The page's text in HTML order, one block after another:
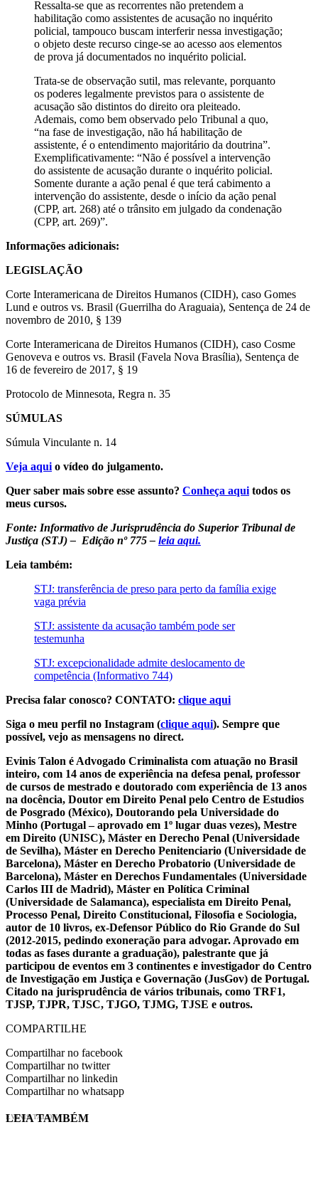
Ressalta-se que as recorrentes não pretendem a
habilitação como assistentes de acusação no inquérito
policial, tampouco buscam interferir nessa investigação;
o objeto deste recurso cinge-se ao acesso aos elementos
de prova já documentados no inquérito policial.
Trata-se de observação sutil, mas relevante, porquanto
os poderes legalmente previstos para o assistente de
acusação são distintos do direito ora pleiteado.
Ademais, como bem observado pelo Tribunal a quo,
“na fase de investigação, não há habilitação de
assistente, é o entendimento majoritário da doutrina”.
Exemplificativamente: “Não é possível a intervenção
do assistente de acusação durante o inquérito policial.
Somente durante a ação penal é que terá cabimento a
intervenção do assistente, desde o início da ação penal
(CPP, art. 268) até o trânsito em julgado da condenação
(CPP, art. 269)”.
Informações adicionais:
LEGISLAÇÃO
Corte Interamericana de Direitos Humanos (CIDH), caso Gomes
Lund e outros vs. Brasil (Guerrilha do Araguaia), Sentença de 24 de
novembro de 2010, § 139
Corte Interamericana de Direitos Humanos (CIDH), caso Cosme
Genoveva e outros vs. Brasil (Favela Nova Brasília), Sentença de
16 de fevereiro de 2017, § 19
Protocolo de Minnesota, Regra n. 35
SÚMULAS
Súmula Vinculante n. 14
Veja aqui o vídeo do julgamento.
Quer saber mais sobre esse assunto? Conheça aqui todos os
meus cursos.
Fonte: Informativo de Jurisprudência do Superior Tribunal de
Justiça (STJ) – Edição nº 775 – leia aqui.
Leia também:
STJ: transferência de preso para perto da família exige
vaga prévia
STJ: assistente da acusação também pode ser
testemunha
STJ: excepcionalidade admite deslocamento de
competência (Informativo 744)
Precisa falar conosco? CONTATO: clique aqui
Siga o meu perfil no Instagram (clique aqui). Sempre que
possível, vejo as mensagens no direct.
Evinis Talon é Advogado Criminalista com atuação no Brasil
inteiro, com 14 anos de experiência na defesa penal, professor
de cursos de mestrado e doutorado com experiência de 13 anos
na docência, Doutor em Direito Penal pelo Centro de Estudios
de Posgrado (México), Doutorando pela Universidade do
Minho (Portugal – aprovado em 1º lugar duas vezes), Mestre
em Direito (UNISC), Máster en Derecho Penal (Universidade
de Sevilha), Máster en Derecho Penitenciario (Universidade de
Barcelona), Máster en Derecho Probatorio (Universidade de
Barcelona), Máster en Derechos Fundamentales (Universidade
Carlos III de Madrid), Máster en Política Criminal
(Universidade de Salamanca), especialista em Direito Penal,
Processo Penal, Direito Constitucional, Filosofia e Sociologia,
autor de 10 livros, ex-Defensor Público do Rio Grande do Sul
(2012-2015, pedindo exoneração para advogar. Aprovado em
todas as fases durante a graduação), palestrante que já
participou de eventos em 3 continentes e investigador do Centro
de Investigação em Justiça e Governação (JusGov) de Portugal.
Citado na jurisprudência de vários tribunais, como TRF1,
TJSP, TJPR, TJSC, TJGO, TJMG, TJSE e outros.
COMPARTILHE
Compartilhar no facebook
Compartilhar no twitter
Compartilhar no linkedin
Compartilhar no whatsapp
EVINIS TALON
LEIA TAMBÉM